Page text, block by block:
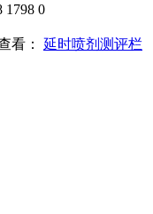
1798 0
看： 延时喷剂测评栏